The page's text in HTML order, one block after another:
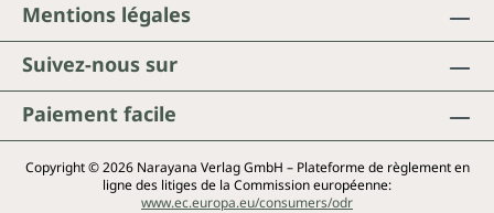
Suivez-nous sur
Paiement facile
Mentions légales
Copyright © 2026 Narayana Verlag GmbH – Plateforme de règlement en
ligne des litiges de la Commission européenne:
www.ec.europa.eu/consumers/odr